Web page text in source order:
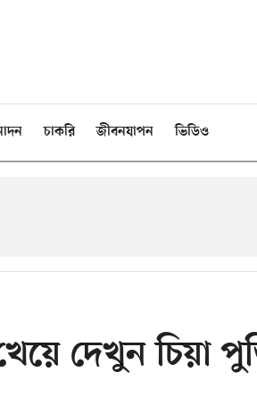
চাকরি জীবনযাপন ভিডিও
দেখুন চিয়া